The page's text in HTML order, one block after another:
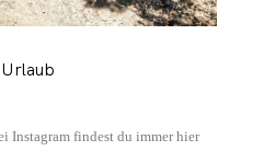
Instagram findest du immer hier